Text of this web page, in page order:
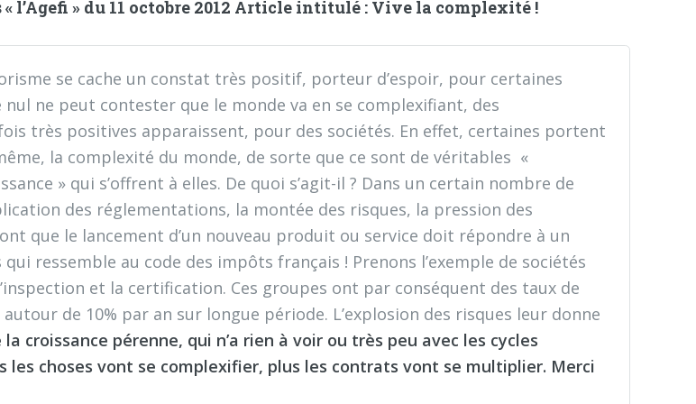
l’Agefi » du 11 octobre 2012 Article intitulé : Vive la complexité !
se cache un constat très positif, porteur d’espoir, pour certaines
nul ne peut contester que le monde va en se complexifiant, des
très positives apparaissent, pour des sociétés. En effet, certaines portent
la complexité du monde, de sorte que ce sont de véritables «
» qui s’offrent à elles. De quoi s’agit-il ? Dans un certain nombre de
des réglementations, la montée des risques, la pression des
que le lancement d’un nouveau produit ou service doit répondre à un
qui ressemble au code des impôts français ! Prenons l’exemple de sociétés
et la certification. Ces groupes ont par conséquent des taux de
de 10% par an sur longue période. L’explosion des risques leur donne
croissance pérenne, qui n’a rien à voir ou très peu avec les cycles
les choses vont se complexifier, plus les contrats vont se multiplier. Merci